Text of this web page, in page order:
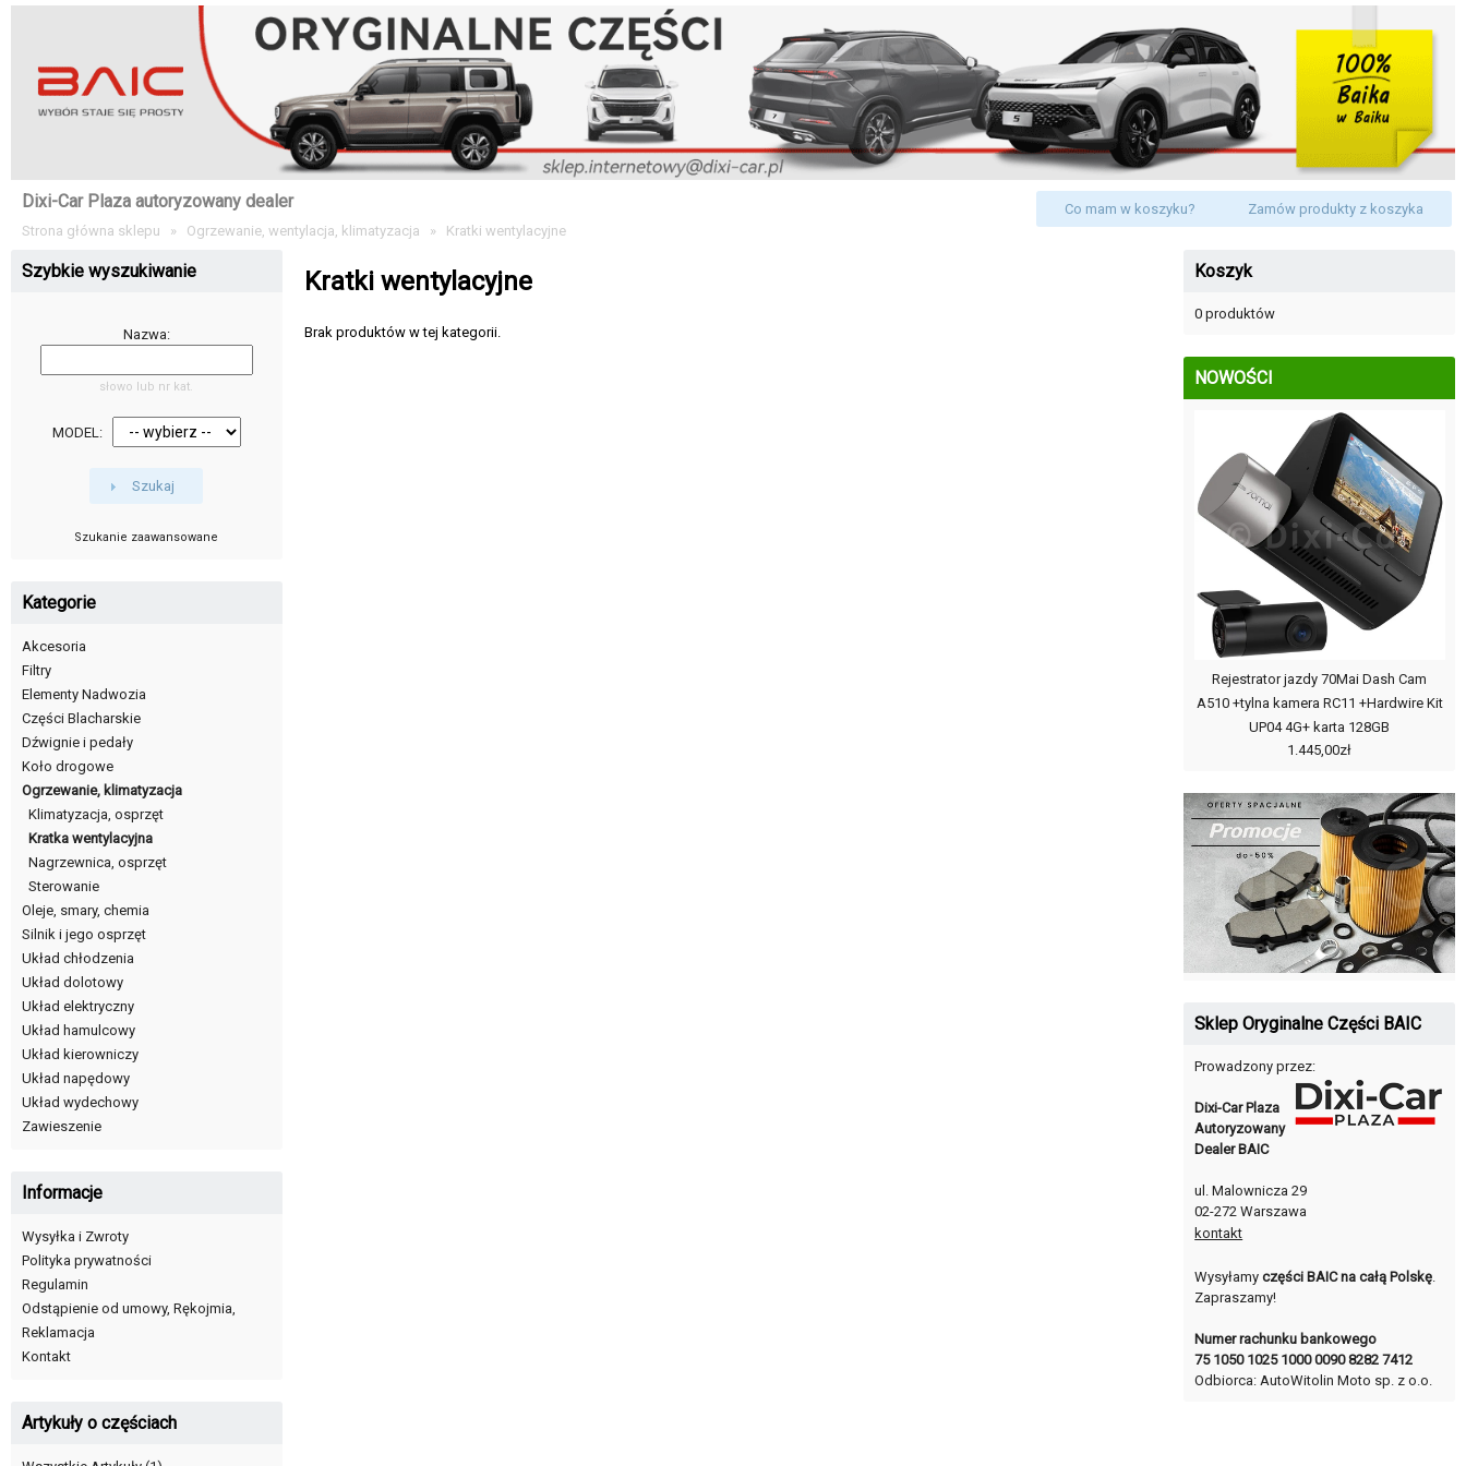
Dixi-Car Plaza autoryzowany dealer
Strona główna sklepu » Ogrzewanie, wentylacja, klimatyzacja » Kratki wentylacyjne
Co mam w koszyku? Zamów produkty z koszyka
Kratki wentylacyjne
Brak produktów w tej kategorii.
Szybkie wyszukiwanie
Nazwa:
słowo lub nr kat.
MODEL:
Szukaj
Szukanie zaawansowane
Kategorie
Akcesoria
Filtry
Elementy Nadwozia
Części Blacharskie
Dźwignie i pedały
Koło drogowe
Ogrzewanie, klimatyzacja
Klimatyzacja, osprzęt
Kratka wentylacyjna
Nagrzewnica, osprzęt
Sterowanie
Oleje, smary, chemia
Silnik i jego osprzęt
Układ chłodzenia
Układ dolotowy
Układ elektryczny
Układ hamulcowy
Układ kierowniczy
Układ napędowy
Układ wydechowy
Zawieszenie
Informacje
Wysyłka i Zwroty
Polityka prywatności
Regulamin
Odstąpienie od umowy, Rękojmia,
Reklamacja
Kontakt
Artykuły o częściach
Koszyk
0 produktów
NOWOŚCI
Rejestrator jazdy 70Mai Dash Cam
A510 +tylna kamera RC11 +Hardwire Kit
UP04 4G+ karta 128GB
1.445,00zł
Sklep Oryginalne Części BAIC
Prowadzony przez:
Dixi-Car Plaza
Autoryzowany
Dealer BAIC
ul. Malownicza 29
02-272 Warszawa
kontakt
Wysyłamyczęści BAIC na całą Polskę.
Zapraszamy!
Numer rachunku bankowego
75 1050 1025 1000 0090 8282 7412
Odbiorca: AutoWitolin Moto sp. z o.o.